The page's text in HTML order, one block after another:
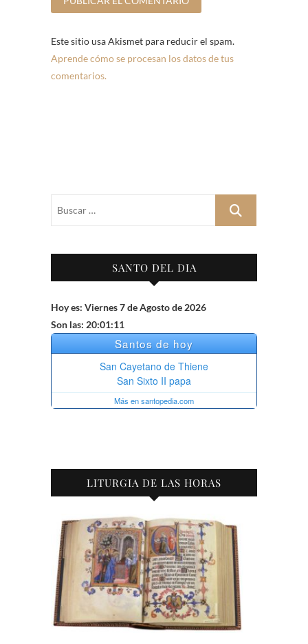
Este sitio usa Akismet para reducir el spam.
Aprende cómo se procesan los datos de tus
comentarios.
Buscar
SANTO DEL DIA
Hoy es: Viernes 7 de Agosto de 2026
Son las: 20:01:12
LITURGIA DE LAS HORAS